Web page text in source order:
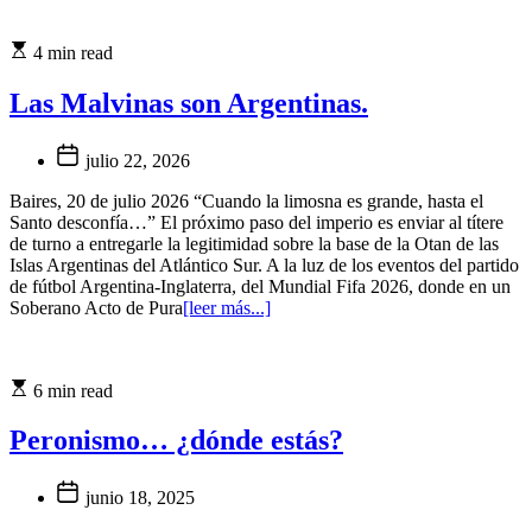
4 min read
Las Malvinas son Argentinas.
julio 22, 2026
Baires, 20 de julio 2026 “Cuando la limosna es grande, hasta el
Santo desconfía…” El próximo paso del imperio es enviar al títere
de turno a entregarle la legitimidad sobre la base de la Otan de las
Islas Argentinas del Atlántico Sur. A la luz de los eventos del partido
de fútbol Argentina-Inglaterra, del Mundial Fifa 2026, donde en un
Soberano Acto de Pura[leer más...]
6 min read
Peronismo… ¿dónde estás?
junio 18, 2025